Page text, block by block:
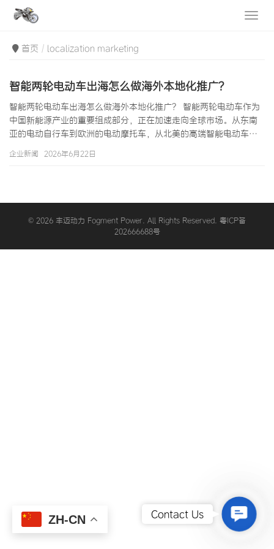
首页 localization marketing
智能两轮电动车出海怎么做海外本地化推广？
智能两轮电动车出海怎么做海外本地化推广？ 智能两轮电动车作为
中国新能源产业的重要组成部分，正在加速走向全球市场。从东南
亚的电动自行车到欧洲的电动摩托车，从北美的高端智能电动车到
然而，要在海外市场取得成功，仅有优质的产品远远不够，海外本
两轮电动车产业经过多年发展，已经形成了完整成熟的产业链。在
深圳、常州、天津、台州等电动车产…
企业新闻 2026年6月22日
© 2026 丰迈动力 Fogment Power. All Rights Reserved. 粤ICP备
202666688号
ZH-CN
Contact
Contact Us